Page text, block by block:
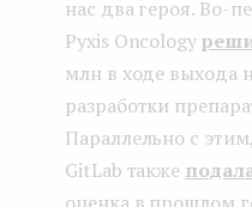
нас два героя. Во-
Pyxis Oncology
млн в ходе выхода
разработки
Параллельно с
GitLab также